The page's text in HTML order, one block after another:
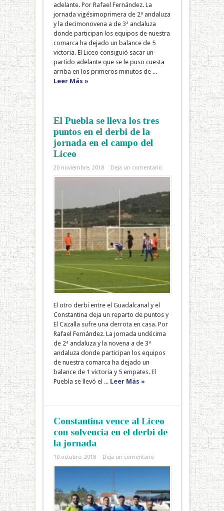
adelante. Por Rafael Fernández. La
jornada vigésimoprimera de 2ª andaluza
y la decimonovena a de 3ª andaluza
donde participan los equipos de nuestra
comarca ha dejado un balance de 5
victoria. El Liceo consiguió sacar un
partido adelante que se le puso cuesta
arriba en los primeros minutos de ...
Leer Más »
El Puebla se lleva los tres
puntos en el derbi de la
jornada en el campo del
Liceo
20 noviembre, 2018 Deja un comentario
El otro derbi entre el Guadalcanal y el
Constantina deja un reparto de puntos y
El Cazalla sufre una derrota en casa. Por
Rafael Fernández. La jornada undécima
de 2ª andaluza y la novena a de 3ª
andaluza donde participan los equipos
de nuestra comarca ha dejado un
balance de 1 victoria y 5 empates. El
Puebla se llevó el ... Leer Más »
Constantina vence al Liceo
con solvencia en el derbi de
la jornada
10 octubre, 2018 Deja un comentario